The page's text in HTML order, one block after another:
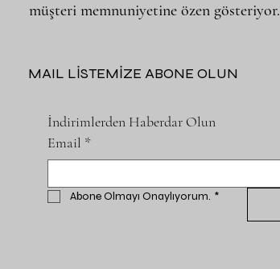
müşteri memnuniyetine özen gösteriyor.
MAIL LİSTEMİZE ABONE OLUN
İndirimlerden Haberdar Olun
Email *
Abone Olmayı Onaylıyorum. *